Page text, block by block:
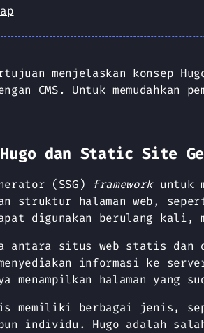
menjelaskan konsep
CMS. Untuk memudahkan
dan Static Site
(SSG) frameworkuntuk
struktur halaman web,
digunakan berulang kali,
antara situs web statis
informasi ke
menampilkan halaman yang
memiliki berbagai jenis,
individu. Hugo adalah